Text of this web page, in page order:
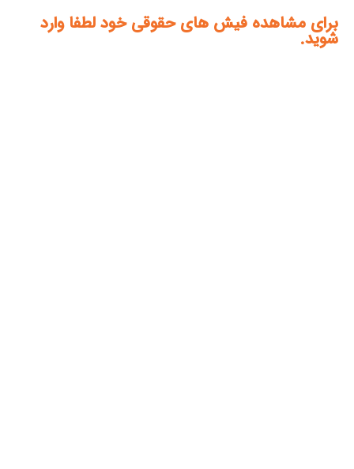
برای مشاهده فیش های حقوقی خود لطفا وارد
شوید.